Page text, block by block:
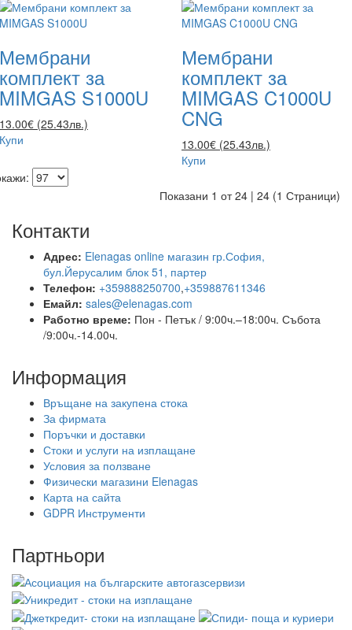
Мембрани
комплект за
MIMGAS S1000U
13.00€ (25.43лв.)
Купи
Мембрани
комплект за
MIMGAS C1000U
CNG
13.00€ (25.43лв.)
Купи
Показани 1 от 24 | 24 (1 Страници)
Контакти
Адрес: Elenagas online магазин гр.София,
бул.Йерусалим блок 51, партер
Телефон: +359888250700,+359887611346
Емайл: sales@elenagas.com
Работно време: Пон - Петък / 9:00ч.–18:00ч. Събота
/9:00ч.-14.00ч.
Информация
Връщане на закупена стока
За фирмата
Поръчки и доставки
Стоки и услуги на изплащане
Условия за ползване
Физически магазини Elenagas
Карта на сайта
GDPR Инструменти
Партньори